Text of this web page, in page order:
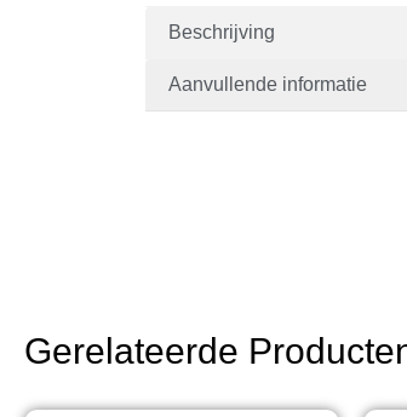
Beschrijving
Aanvullende informatie
Gerelateerde